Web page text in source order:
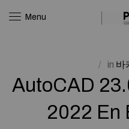
Menu
in 바
AutoCAD
2022 En